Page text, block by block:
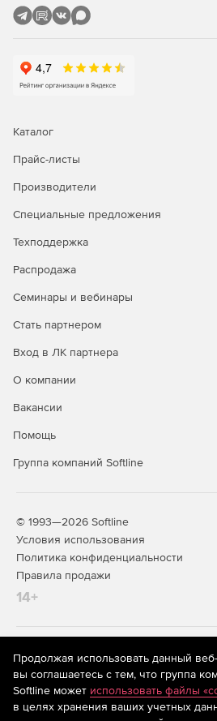
неподдерживаемого
Возможность развернуть
Каталог
Прайс-листы
Производители
Специальные предложения
Техподдержка
Распродажа
Семинары и вебинары
Стать партнером
Вход в ЛК партнера
О компании
Вакансии
Помощь
Группа компаний Softline
© 1993—2026 Softline
Условия использования
Политика конфиденциальности
Правила продажи
14+
На информационном ресурсе
рекомендательные технологии
предоставления информации на
систематизации и анализа сведений,
предпочтениям пользователей сети
Продолжая использовать данный веб-
вы соглашаетесь с тем, что группа
Softline может использовать файлы
в целях хранения ваших учетных